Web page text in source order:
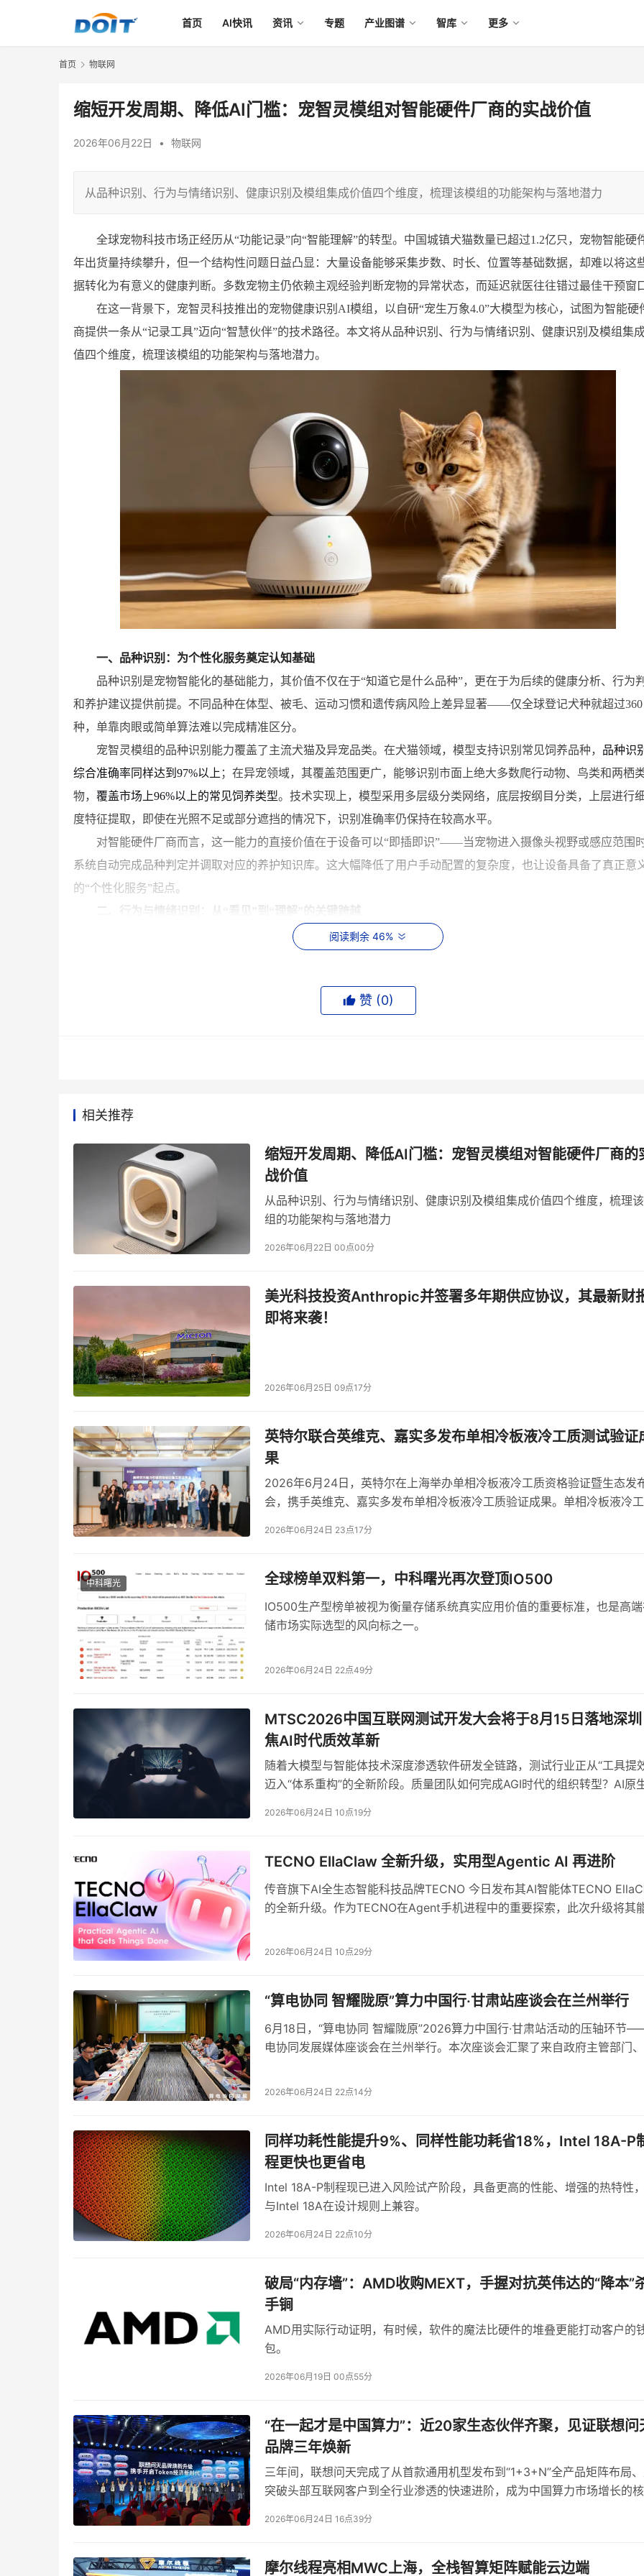
首页 AI快讯 资讯 专题 产业图谱 智库 更多
首页 物联网
缩短开发周期、降低AI门槛：宠智灵模组对智能硬件厂商的实战价值
2026年06月22日 • 物联网
从品种识别、行为与情绪识别、健康识别及模组集成价值四个维度，梳理该模组的功能架构与落地潜力
全球宠物科技市场正经历从“功能记录”向“智能理解”的转型。中国城镇犬猫数量已超过1.2亿只，宠物智能硬
年出货量持续攀升，但一个结构性问题日益凸显：大量设备能够采集步数、时长、位置等基础数据，却难以将这
据转化为有意义的健康判断。多数宠物主仍依赖主观经验判断宠物的异常状态，而延迟就医往往错过最佳干预窗
在这一背景下，宠智灵科技推出的宠物健康识别AI模组，以自研“宠生万象4.0”大模型为核心，试图为智能硬
商提供一条从“记录工具”迈向“智慧伙伴”的技术路径。本文将从品种识别、行为与情绪识别、健康识别及模组集
值四个维度，梳理该模组的功能架构与落地潜力。
一、品种识别：为个性化服务奠定认知基础
品种识别是宠物智能化的基础能力，其价值不仅在于“知道它是什么品种”，更在于为后续的健康分析、行为
和养护建议提供前提。不同品种在体型、被毛、运动习惯和遗传病风险上差异显著——仅全球登记犬种就超过360
种，单靠肉眼或简单算法难以完成精准区分。
宠智灵模组的品种识别能力覆盖了主流犬猫及异宠品类。在犬猫领域，模型支持识别常见饲养品种， 品种识
综合准确率同样达到97%以上 ；在异宠领域，其覆盖范围更广，能够识别市面上绝大多数爬行动物、鸟类和两栖
物， 覆盖市场上96%以上的常见饲养类型。技术实现上，模型采用多层级分类网络，底层按纲目分类，上层进行
度特征提取，即使在光照不足或部分遮挡的情况下，识别准确率仍保持在较高水平。
对智能硬件厂商而言，这一能力的直接价值在于设备可以“即插即识”——当宠物进入摄像头视野或感应范围时
系统自动完成品种判定并调取对应的养护知识库。这大幅降低了用户手动配置的复杂度，也让设备具备了真正意
的“个性化服务”起点。
如果说品种识别解决的是“它是谁”，那么行为与情绪识别回答的则是“它在做什么”和“它感觉怎么样”。这两个
增加、持续舔舐身体等，往往是疾病初期的信号。宠智灵模组能够识别进食、饮水、玩耍、睡眠、排泄等数十种
奋或放松等状态。
程度的分离焦虑，对于智能摄像头、宠物机器人和远程互动设备厂商而言，情绪识别能力的加入意味着设备能够
宠物的即时状态选择不同的互动方式——例如在宠物焦虑时播放安抚音乐，在兴奋时启动游戏模式——从而显著
互动的接受度和有效性。
三、健康识别：构建“预警—识别—分析”的闭环体系
健康识别是宠智灵模组最具深度和商业价值的能力。传统宠物健康管理高度依赖主人观察和兽医定期检查，
物无法用语言表达不适，加之兽医资源分布不均、就诊成本较高，许多初期病症往往被忽略。
常等常见异常状态，准确率可靠，能够为智能猫砂盆、宠物厕所等设备提供实时健康信号。在体表异常检测方面
过连续视频分析，系统可捕捉到宠物皮毛、眼部、耳道、口腔等区域的细微变化，较人工观察提前数天发现潜在
题。
更深层的健康评估则依托于宠智灵积累的大规模宠物医学图像样本和数百种疾病标签体系，覆盖了眼部、耳
口腔、舌面、皮肤五大重点区域。模型可检测眼部红血丝、角膜浑浊，耳道耳螨与红肿，口腔牙石与牙龈出血，
更重要的是，行为感知与健康识别的结合形成了一个完整的闭环：当系统发现宠物连续数天活动量明显下降
时排泄物出现异常，便会自动生成风险提示，建议用户关注或就医。这种能力让智能硬件从“记录发生了什么”升级
“判断这意味着什么”，切实提升了设备的实用价值。
四、模组集成价值：降低AI化门槛，加速产品落地
对于智能硬件厂商而言，技术能力的价值最终要体现在产品落地和商业回报上。宠智灵模组采用“端云协同”的
边缘推理部署、多终端适配和健康标签自定义。
以其中一款主力模组为例，它将高清影像、AI宠物识别算法与全功能交互能力整合于一体，并非通用方案的
改造，而是专为宠物场景深度定制——算法在数十万小时宠物影像样本中训练而成。实际落地数据也验证了其市
值：部分搭载该模组的设备上线后，用户日活跃度和平均互动频次均有显著提升，说明AI能力切实增强了用户粘
从智能摄像头、智能喂食器、智能猫砂盆到智能项圈、宠物机器人，宠智灵模组正在成为推动宠物智能硬件
物，谁就能在下一轮市场竞争中占据主动。宠智灵所提供的不只是一套算法，而是一条经过验证、可快速落地的
力体系，帮助厂商以更低的研发成本、更短的开发周期，打造出真正有差异化竞争力的智能产品。
阅读剩余 46%
赞 (0)
相关推荐
缩短开发周期、降低AI门槛：宠智灵模组对智能硬件厂商的
战价值
从品种识别、行为与情绪识别、健康识别及模组集成价值四个维度，梳理
组的功能架构与落地潜力
2026年06月22日 00点00分
美光科技投资Anthropic并签署多年期供应协议，其最新财
即将来袭！
2026年06月25日 09点17分
英特尔联合英维克、嘉实多发布单相冷板液冷工质测试验证
果
2026年6月24日，英特尔在上海举办单相冷板液冷工质资格验证暨生态发
会，携手英维克、嘉实多发布单相冷板液冷工质验证成果。单相冷板液冷工
行有了更可靠的保障。
2026年06月24日 23点17分
中科曙光 全球榜单双料第一，中科曙光再次登顶IO500
IO500生产型榜单被视为衡量存储系统真实应用价值的重要标准，也是高
储市场实际选型的风向标之一。
2026年06月24日 22点49分
MTSC2026中国互联网测试开发大会将于8月15日落地深
焦AI时代质效革新
随着大模型与智能体技术深度渗透软件研发全链路，测试行业正从“工具提
迈入“体系重构”的全新阶段。质量团队如何完成AGI时代的组织转型？AI原
心命题，都将在2026年8月15日于深圳举办的MTSC2026第十五届中国互
2026年06月24日 10点19分
TECNO EllaClaw 全新升级，实用型Agentic AI 再进阶
传音旗下AI全生态智能科技品牌TECNO 今日发布其AI智能体TECNO
的全新升级。作为TECNO在Agent手机进程中的重要探索，此次升级将其
优化，使其能够帮助用户更高效地完成更广泛、复杂的任务。这标志着
2026年06月24日 10点29分
“算电协同 智耀陇原”算力中国行·甘肃站座谈会在兰州举行
6月18日，“算电协同 智耀陇原”2026算力中国行·甘肃站活动的压轴环节
电协同发展媒体座谈会在兰州举行。本次座谈会汇聚了来自政府主管部门、
同领域的创新探索与实践成果，深入探讨了“十五五”时期算力与电力深度融
2026年06月24日 22点14分
同样功耗性能提升9%、同样性能功耗省18%，Intel 18A-P
程更快也更省电
Intel 18A-P制程现已进入风险试产阶段，具备更高的性能、增强的热特性
与Intel 18A在设计规则上兼容。
2026年06月24日 22点10分
破局“内存墙”：AMD收购MEXT，手握对抗英伟达的“降本”
手锏
AMD用实际行动证明，有时候，软件的魔法比硬件的堆叠更能打动客户的
包。
2026年06月19日 00点55分
​“在一起才是中国算力”：近20家生态伙伴齐聚，见证联想问
品牌三年焕新
三年间，联想问天完成了从首款通用机型发布到“1+3+N”全产品矩阵布局
突破头部互联网客户到全行业渗透的快速进阶，成为中国算力市场增长的核
2026年06月24日 16点39分
摩尔线程亮相MWC上海，全栈智算矩阵赋能云边端